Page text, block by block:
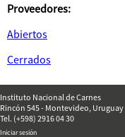
Proveedores:
Abiertos
Cerrados
Instituto Nacional de Carnes
Rincón 545 - Montevideo, Uruguay
Tel. (+598) 2916 04 30
Iniciar sesión